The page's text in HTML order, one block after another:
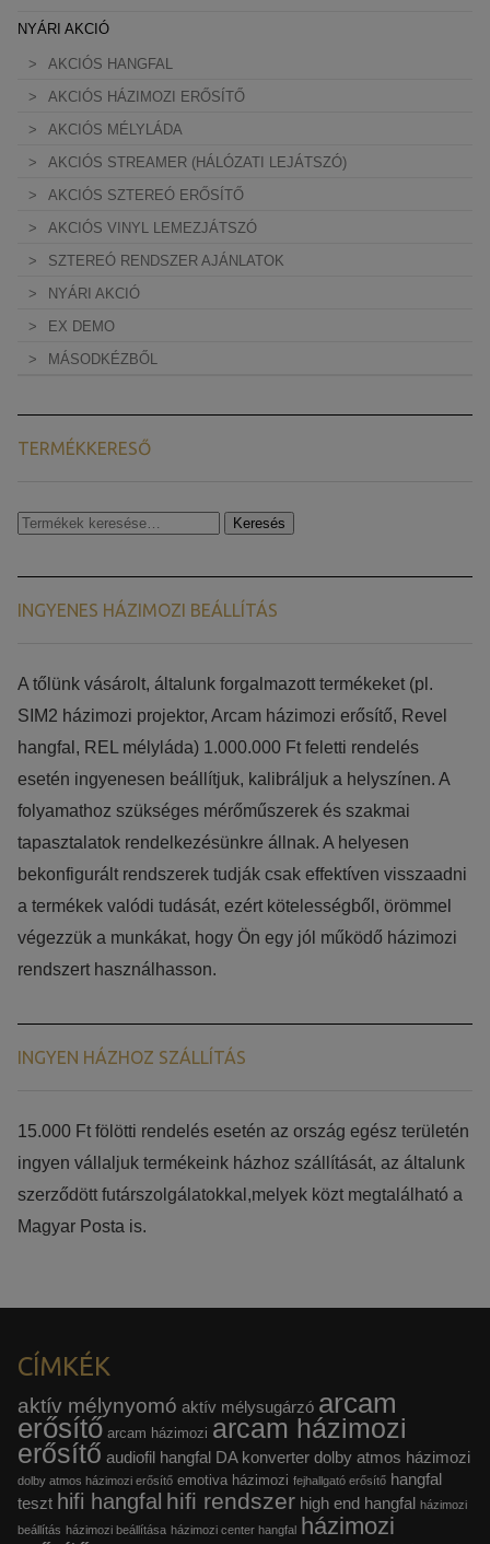
NYÁRI AKCIÓ
AKCIÓS HANGFAL
AKCIÓS HÁZIMOZI ERŐSÍTŐ
AKCIÓS MÉLYLÁDA
AKCIÓS STREAMER (HÁLÓZATI LEJÁTSZÓ)
AKCIÓS SZTEREÓ ERŐSÍTŐ
AKCIÓS VINYL LEMEZJÁTSZÓ
SZTEREÓ RENDSZER AJÁNLATOK
NYÁRI AKCIÓ
EX DEMO
MÁSODKÉZBŐL
TERMÉKKERESŐ
Keresés
Keresés
INGYENES HÁZIMOZI BEÁLLÍTÁS
​​A tőlünk vásárolt, általunk forgalmazott termékeket (pl.
SIM2 házimozi projektor, Arcam házimozi erősítő, Revel
hangfal, REL mélyláda) 1.000.000 Ft feletti rendelés
esetén ingyenesen beállítjuk, kalibráljuk a helyszínen. A
folyamathoz szükséges mérőműszerek és szakmai
tapasztalatok rendelkezésünkre állnak. A helyesen
bekonfigurált rendszerek tudják csak effektíven visszaadni
a termékek valódi tudását, ezért kötelességből, örömmel
végezzük a munkákat, hogy Ön egy jól működő házimozi
rendszert használhasson.
INGYEN HÁZHOZ SZÁLLÍTÁS
15.000 Ft fölötti rendelés esetén az ország egész területén
ingyen vállaljuk termékeink házhoz szállítását, az általunk
szerződött futárszolgálatokkal,melyek közt megtalálható a
Magyar Posta is.
CÍMKÉK
aktív mélynyomó aktív mélysugárzó arcam
erősítő arcam házimozi arcam házimozi
erősítő audiofil hangfal DA konverter dolby atmos házimozi
dolby atmos házimozi erősítő emotiva házimozi fejhallgató erősítő hangfal
teszt hifi hangfal hifi rendszer high end hangfal házimozi
beállítás házimozi beállítása házimozi center hangfal házimozi